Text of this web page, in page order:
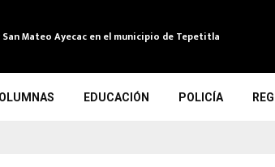
Mateo Ayecac en el municipio de Tepetitla
EDUCACIÓN POLICÍA